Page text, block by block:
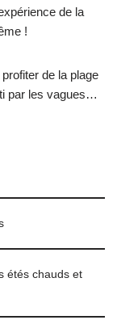
de la
!
de la plage
par les vagues…
étés chauds et